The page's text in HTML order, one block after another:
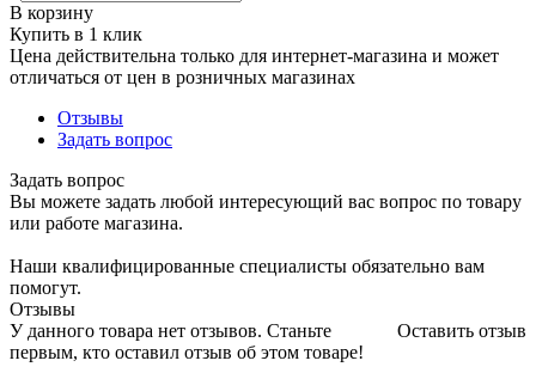
В корзину
Купить в 1 клик
Цена действительна только для интернет-магазина и может
отличаться от цен в розничных магазинах
Отзывы
Задать вопрос
Задать вопрос
Вы можете задать любой интересующий вас вопрос по товару
или работе магазина.
Наши квалифицированные специалисты обязательно вам
помогут.
Отзывы
Оставить отзыв
У данного товара нет отзывов. Станьте
первым, кто оставил отзыв об этом товаре!